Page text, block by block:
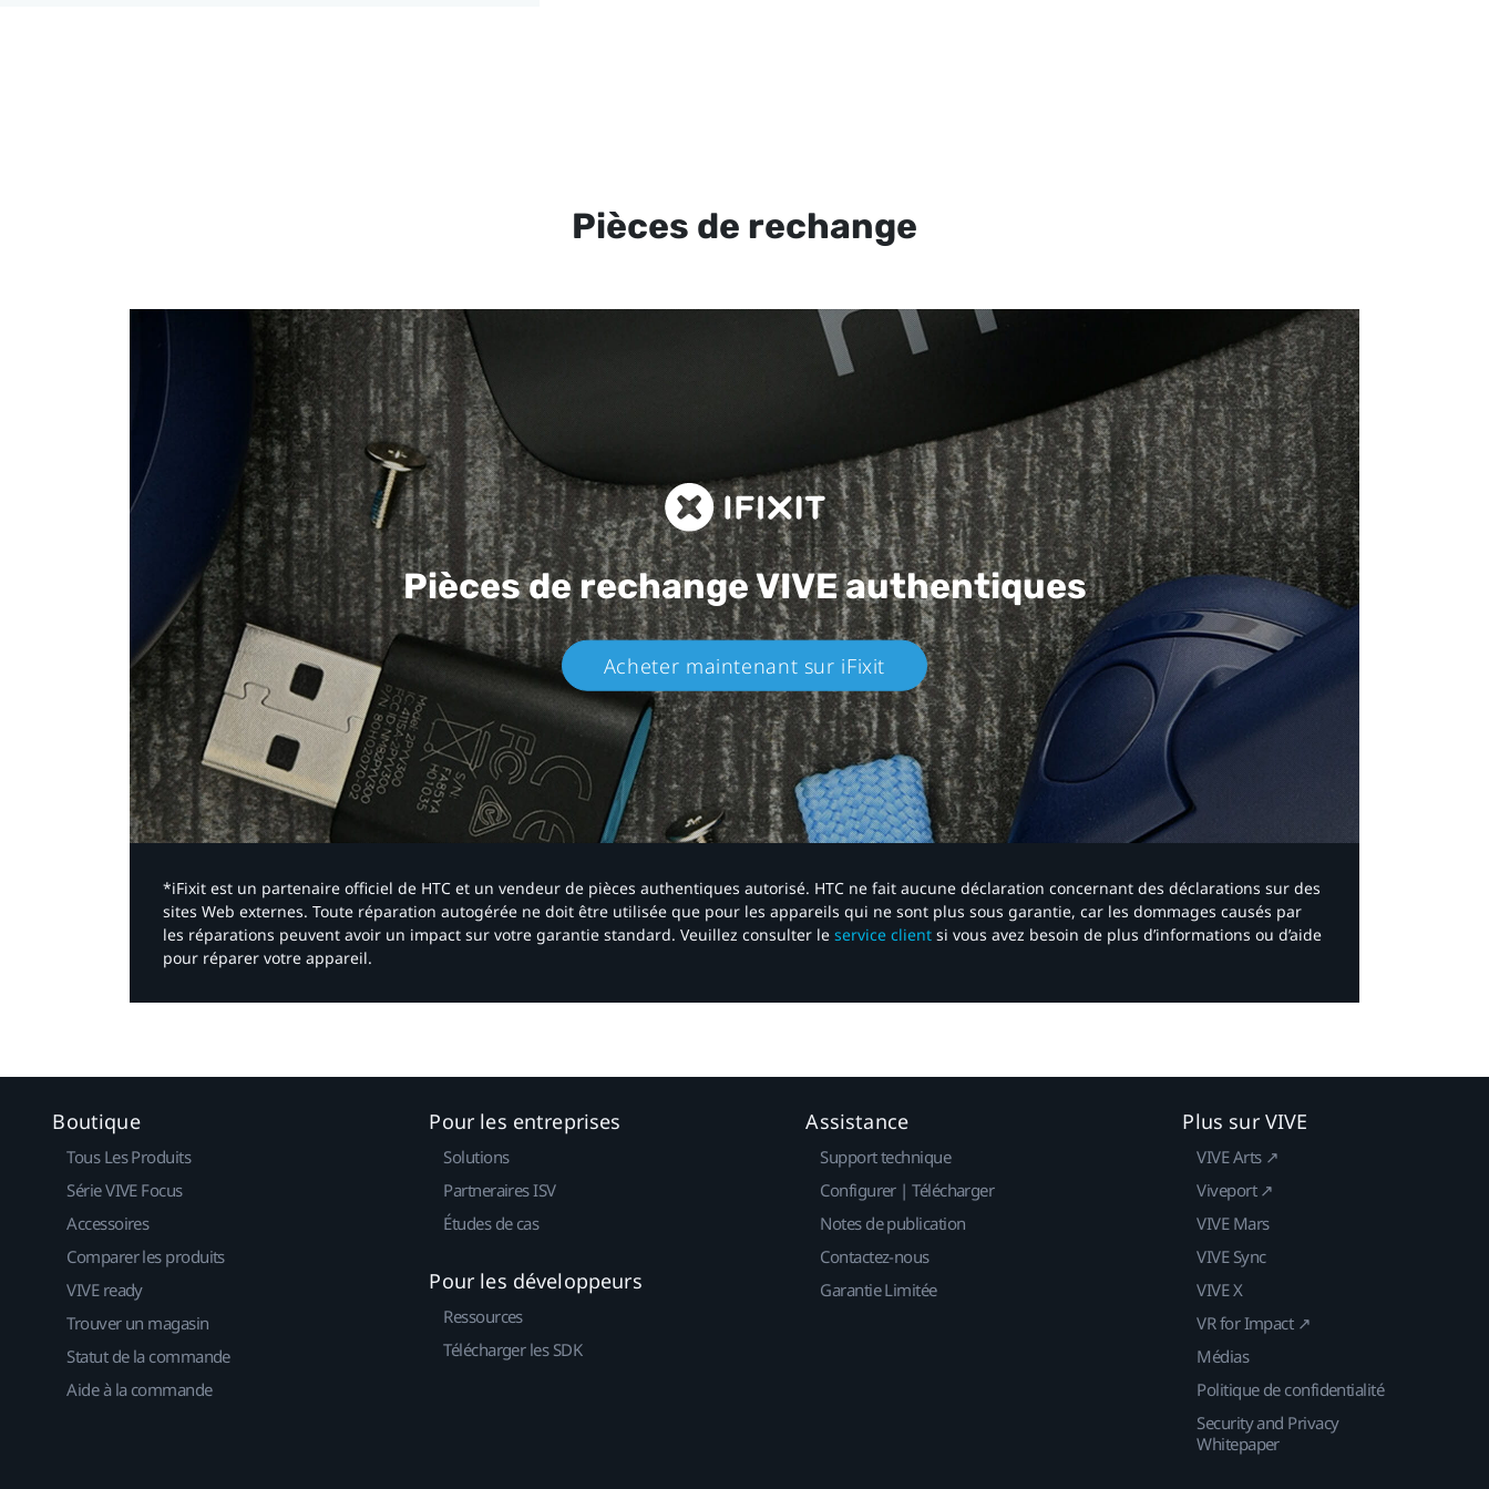
Pièces de rechange
Pièces de rechangeVIVE authentiques​
Acheter maintenant sur iFixit​
*iFixit est un partenaire officiel de HTC et un vendeur de pièces authentiques autorisé. HTC ne fait aucune déclaration concernant des déclarations sur des
sites Web externes. Toute réparation autogérée ne doit être utilisée que pour les appareils qui ne sont plus sous garantie, car les dommages causés par
les réparations peuvent avoir un impact sur votre garantie standard. Veuillez consulter le service client si vous avez besoin de plus d’informations ou d’aide
pour réparer votre appareil.​
Boutique
Tous Les Produits
Série VIVE Focus
Accessoires
Comparer les produits
VIVE ready
Trouver un magasin
Statut de la commande
Aide à la commande
Pour les entreprises
Solutions
Partneraires ISV
Études de cas
Pour les développeurs
Ressources
Télécharger les SDK
Assistance
Support technique
Configurer | Télécharger
Notes de publication
Contactez-nous
Garantie Limitée
Plus sur VIVE
VIVE Arts ↗
Viveport ↗
VIVE Mars
VIVE Sync
VIVE X
VR for Impact ↗
Médias
Politique de confidentialité
Security and Privacy
Whitepaper